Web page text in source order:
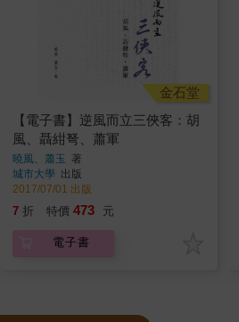
金石堂
【電子書】逆風而立三俠客：胡
風、聶紺弩、蕭軍
曉風、蕭玉 著
城市大學 出版
2017/07/01 出版
7 折 特價 473 元
電子書